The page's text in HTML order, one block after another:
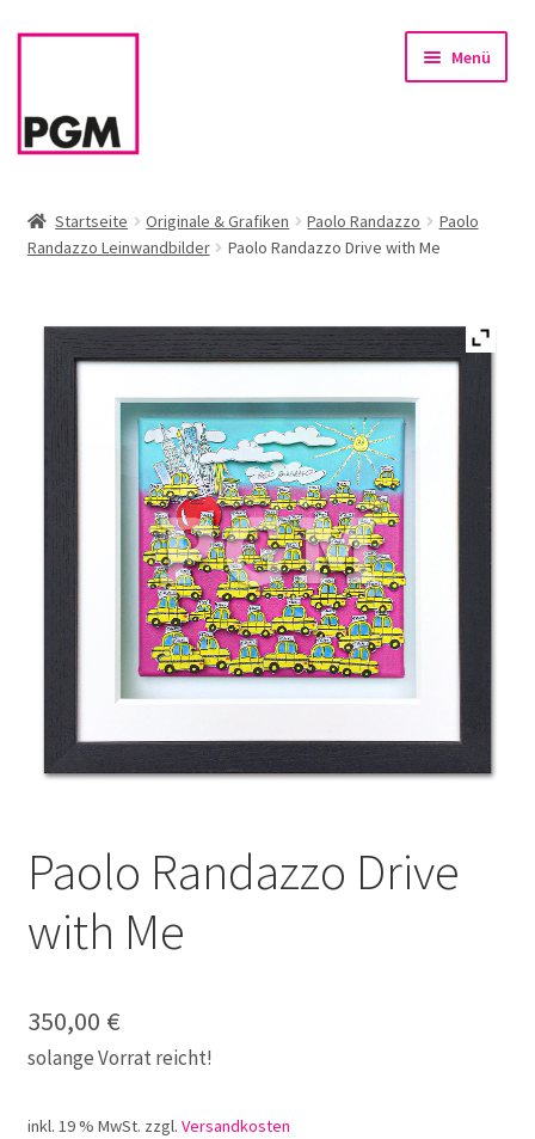
Zur
Zum
Menü
News
öffnen
Rahmen & Einrahmung
Firmenservice – Kunst für Büro, Praxis, Kanzlei
Referenzen
Mein Konto
✆ Service-Telefon 089 / 2323700
Startseite Originale & Grafiken Paolo Randazzo
Paolo
Randazzo Leinwandbilder
Paolo Randazzo Drive with Me
Paolo Randazzo Drive
with Me
350,00 €
solange Vorrat reicht!
inkl. 19 % MwSt. zzgl. Versandkosten